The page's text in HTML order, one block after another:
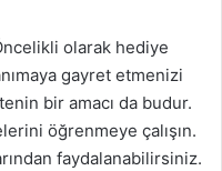
olarak hediye
gayret etmenizi
bir amacı da budur.
öğrenmeye çalışın.
faydalanabilirsiniz.